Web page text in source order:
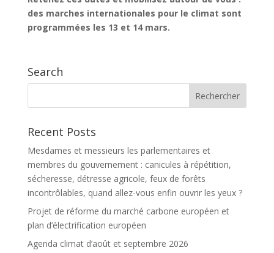
des marches internationales pour le climat sont
programmées les 13 et 14 mars.
Search
Recent Posts
Mesdames et messieurs les parlementaires et
membres du gouvernement : canicules à répétition,
sécheresse, détresse agricole, feux de forêts
incontrôlables, quand allez-vous enfin ouvrir les yeux ?
Projet de réforme du marché carbone européen et
plan d’électrification européen
Agenda climat d’août et septembre 2026